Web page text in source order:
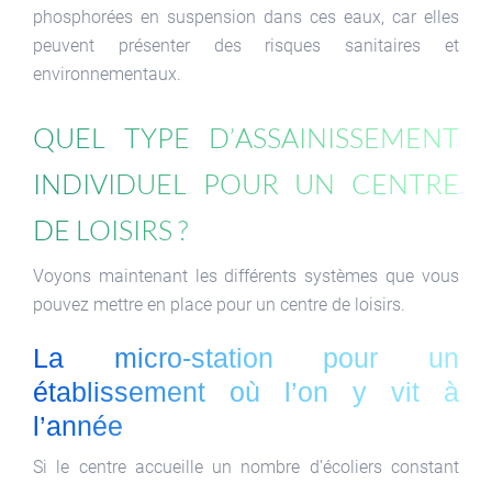
phosphorées en suspension dans ces eaux, car elles
peuvent présenter des risques sanitaires et
environnementaux.
Quel type d’assainissement
individuel pour un centre
de loisirs ?
Voyons maintenant les différents systèmes que vous
pouvez mettre en place pour un centre de loisirs.
La micro-station pour un
établissement où l’on y vit à
l’année
Si le centre accueille un nombre d’écoliers constant